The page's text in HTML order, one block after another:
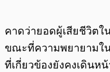
คาดว่ายอดผู้เสียชีวิตใ
ขณะที่ความพยายามใ
ที่เกี่ยวข้องยังคงเดินห